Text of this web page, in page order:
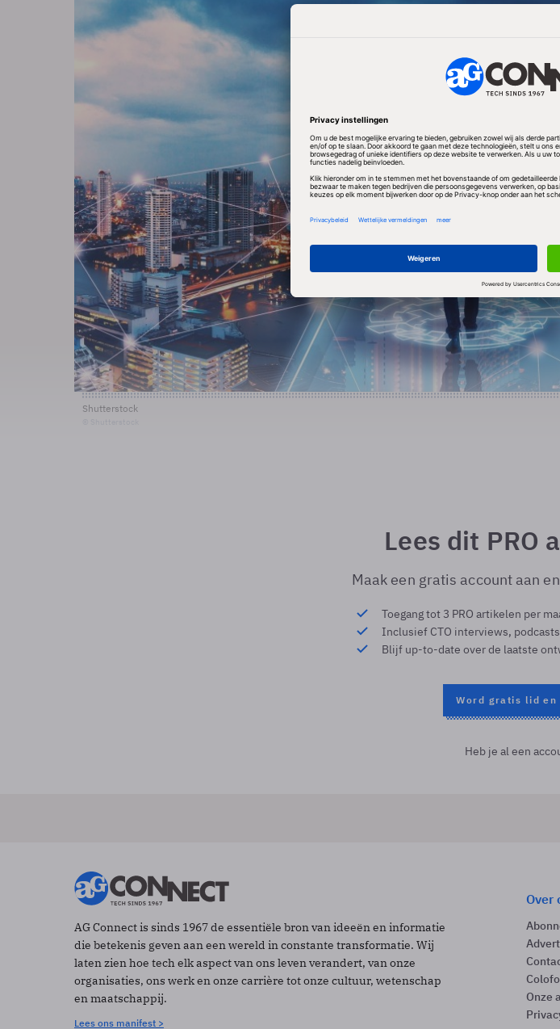
Shutterstock
Lees dit PRO
Maak een gratis account aan
Toegang tot 3 PRO artikelen per
Inclusief CTO interviews,
Blijf up-to-date over de laatste
Word gratis lid en
Heb je al een
AG Connect is sinds 1967 de essentiële bron van ideeën en informatie
die betekenis geven aan een wereld in constante transformatie. Wij
laten zien hoe tech elk aspect van ons leven verandert, van onze
organisaties, ons werk en onze carrière tot onze cultuur, wetenschap
en maatschappij.
Lees ons manifest >
Over
Onze